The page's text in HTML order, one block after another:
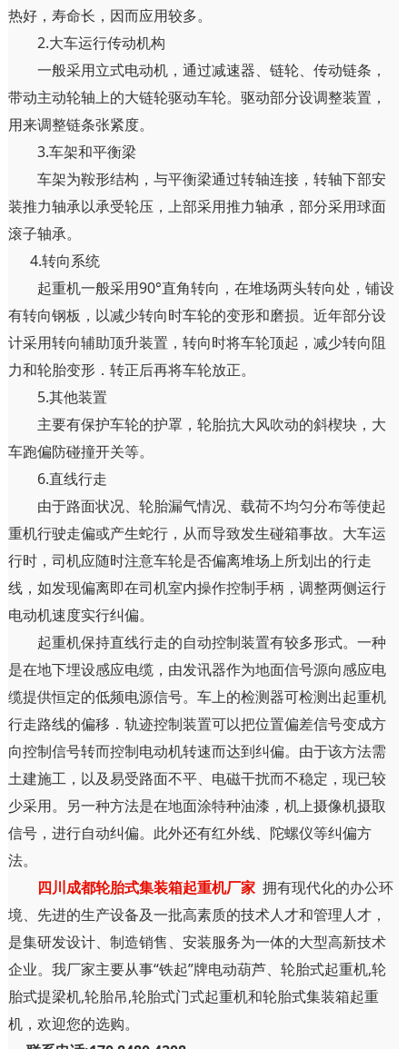
热好，寿命长，因而应用较多。
2.大车运行传动机构
一般采用立式电动机，通过减速器、链轮、传动链条，
带动主动轮轴上的大链轮驱动车轮。驱动部分设调整装置，
用来调整链条张紧度。
3.车架和平衡梁
车架为鞍形结构，与平衡梁通过转轴连接，转轴下部安
装推力轴承以承受轮压，上部采用推力轴承，部分采用球面
滚子轴承。
4.转向系统
起重机一般采用90°直角转向，在堆场两头转向处，铺设
有转向钢板，以减少转向时车轮的变形和磨损。近年部分设
计采用转向辅助顶升装置，转向时将车轮顶起，减少转向阻
力和轮胎变形．转正后再将车轮放正。
5.其他装置
主要有保护车轮的护罩，轮胎抗大风吹动的斜楔块，大
车跑偏防碰撞开关等。
6.直线行走
由于路面状况、轮胎漏气情况、载荷不均匀分布等使起
重机行驶走偏或产生蛇行，从而导致发生碰箱事故。大车运
行时，司机应随时注意车轮是否偏离堆场上所划出的行走
线，如发现偏离即在司机室内操作控制手柄，调整两侧运行
电动机速度实行纠偏。
起重机保持直线行走的自动控制装置有较多形式。一种
是在地下埋设感应电缆，由发讯器作为地面信号源向感应电
缆提供恒定的低频电源信号。车上的检测器可检测出起重机
行走路线的偏移．轨迹控制装置可以把位置偏差信号变成方
向控制信号转而控制电动机转速而达到纠偏。由于该方法需
土建施工，以及易受路面不平、电磁干扰而不稳定，现已较
少采用。另一种方法是在地面涂特种油漆，机上摄像机摄取
信号，进行自动纠偏。此外还有红外线、陀螺仪等纠偏方
法。
四川成都轮胎式集装箱起重机厂家 拥有现代化的办公环
境、先进的生产设备及一批高素质的技术人才和管理人才，
是集研发设计、制造销售、安装服务为一体的大型高新技术
企业。我厂家主要从事“铁起”牌电动葫芦、轮胎式起重机,轮
胎式提梁机,轮胎吊,轮胎式门式起重机和轮胎式集装箱起重
机，欢迎您的选购。